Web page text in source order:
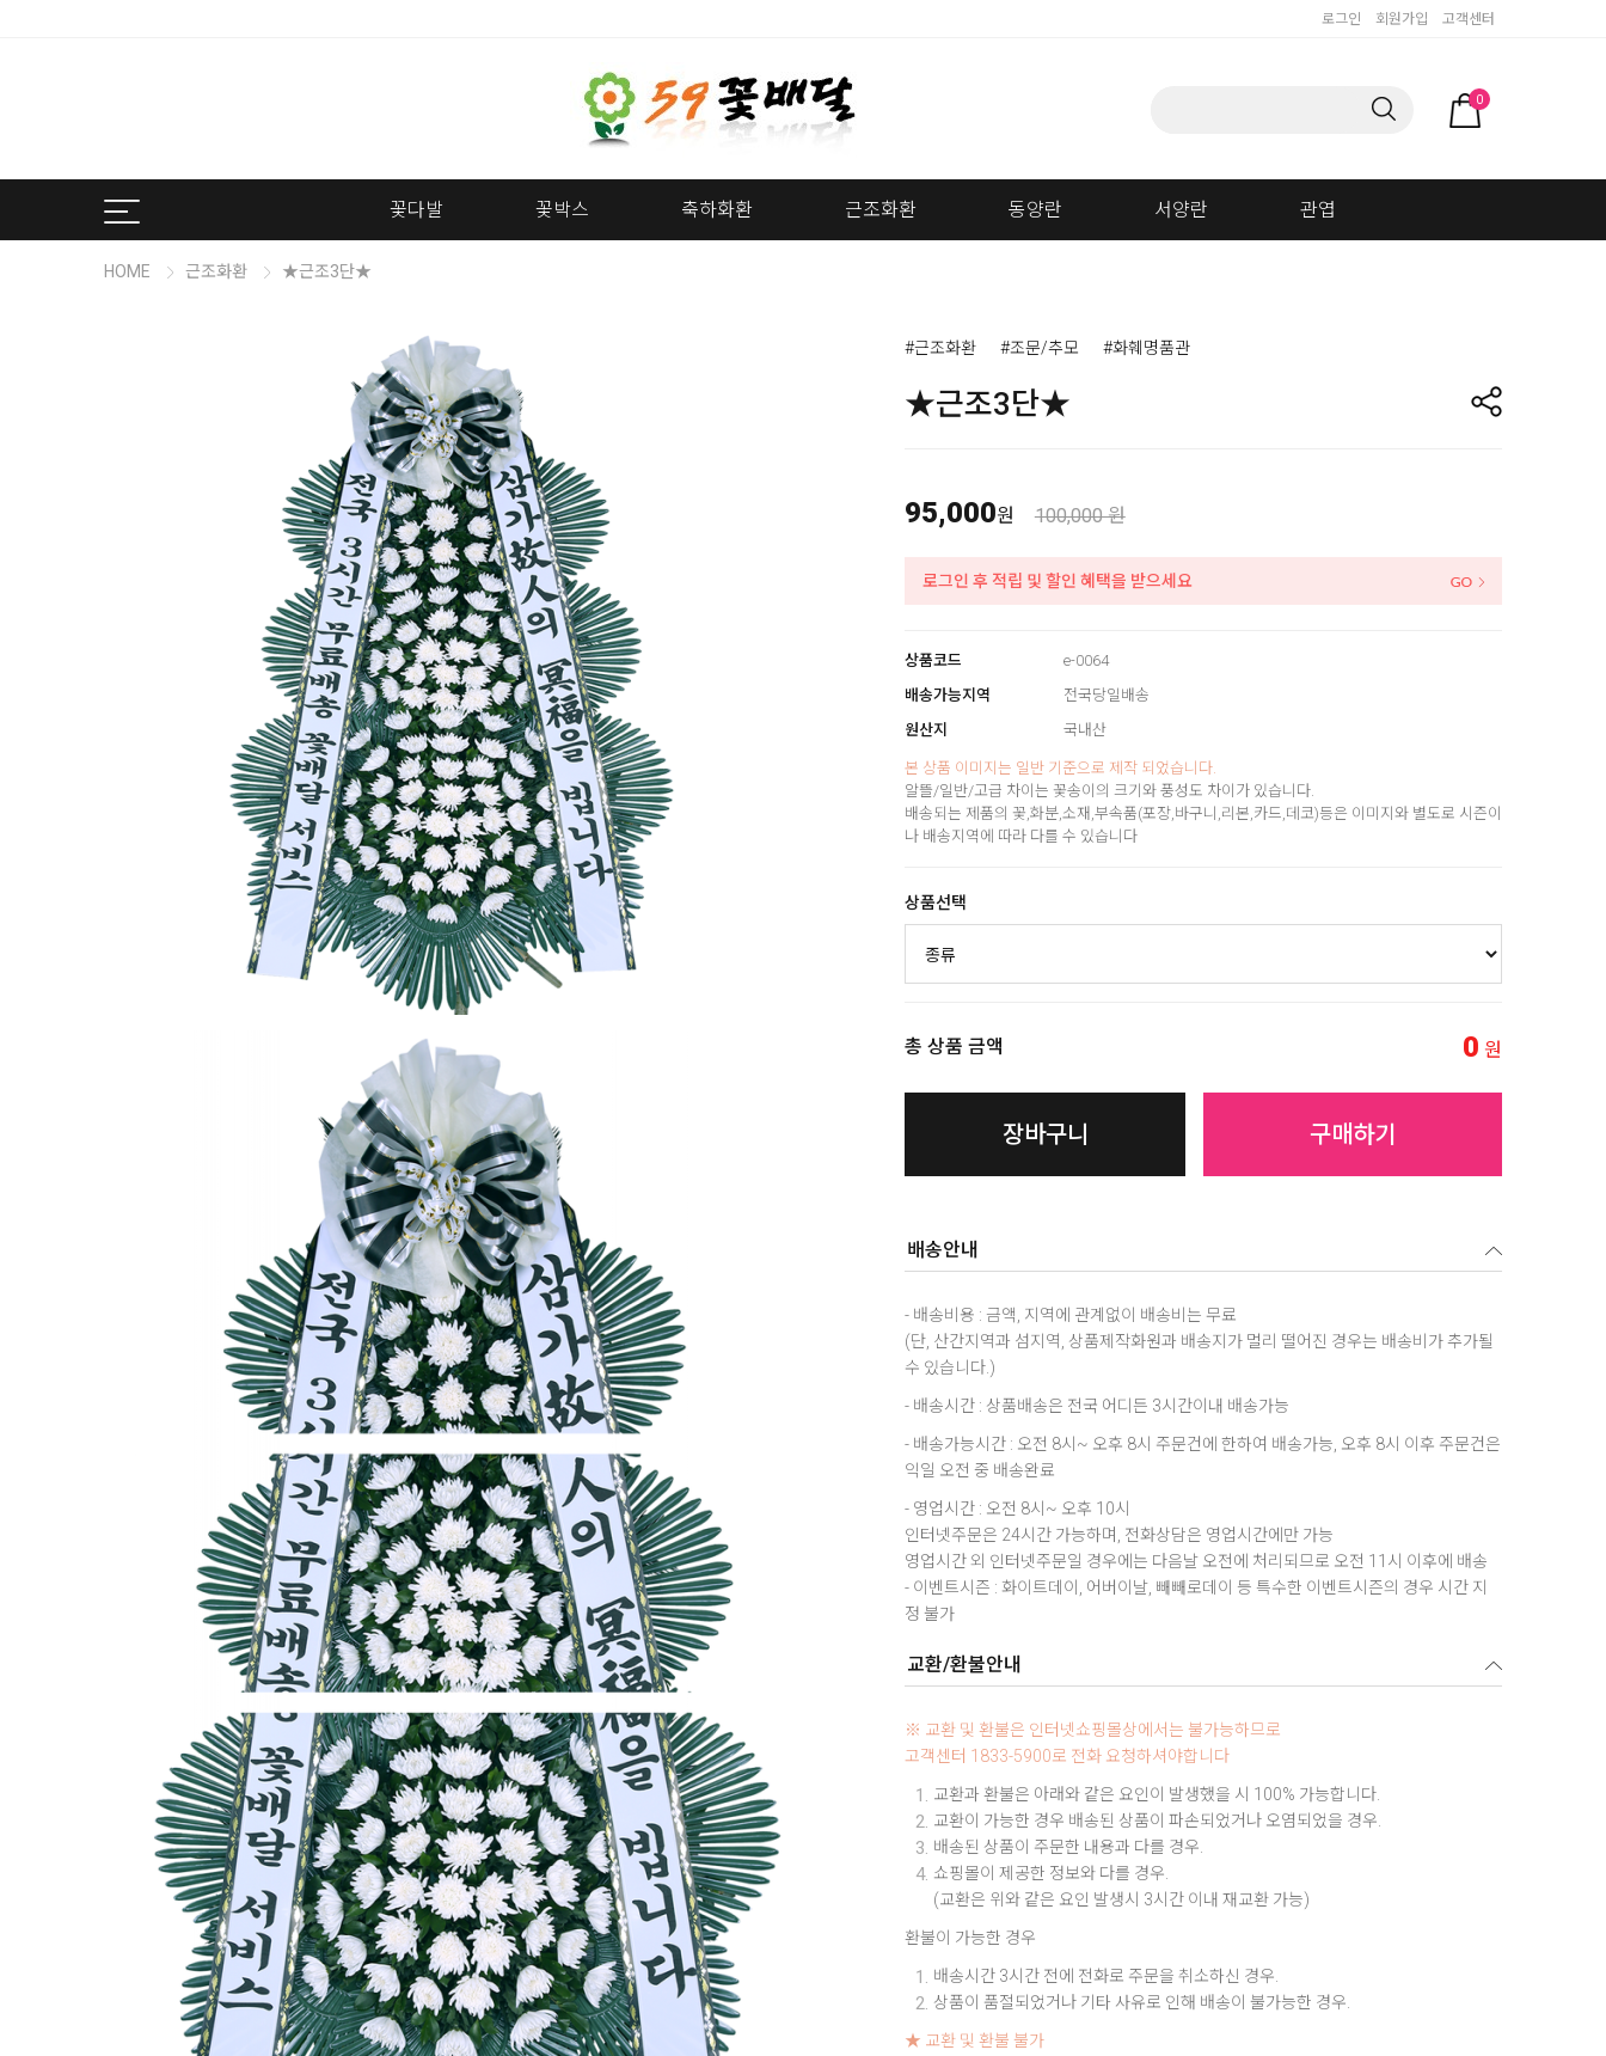
로그인 회원가입 고객센터
0
꽃다발 꽃박스 축하화환 근조화환 동양란 서양란 관엽
HOME 근조화환 ★근조3단★
#근조화환 #조문/추모 #화훼명품관
★근조3단★
95,000원 100,000 원
로그인 후 적립 및 할인 혜택을 받으세요
상품코드
e-0064
배송가능지역
전국당일배송
원산지
국내산
본 상품 이미지는 일반 기준으로 제작 되었습니다.
알뜰/일반/고급 차이는 꽃송이의 크기와 풍성도 차이가 있습니다.
배송되는 제품의 꽃,화분,소재,부속품(포장,바구니,리본,카드,데코)등은 이미지와 별도로 시즌이
나 배송지역에 따라 다를 수 있습니다
상품선택
총 상품 금액 0 원
장바구니 구매하기
배송안내
- 배송비용 : 금액, 지역에 관계없이 배송비는 무료
(단, 산간지역과 섬지역, 상품제작화원과 배송지가 멀리 떨어진 경우는 배송비가 추가될
수 있습니다.)
- 배송시간 : 상품배송은 전국 어디든 3시간이내 배송가능
- 배송가능시간 : 오전 8시~ 오후 8시 주문건에 한하여 배송가능, 오후 8시 이후 주문건은
익일 오전 중 배송완료
- 영업시간 : 오전 8시~ 오후 10시
인터넷주문은 24시간 가능하며, 전화상담은 영업시간에만 가능
영업시간 외 인터넷주문일 경우에는 다음날 오전에 처리되므로 오전 11시 이후에 배송
- 이벤트시즌 : 화이트데이, 어버이날, 빼빼로데이 등 특수한 이벤트시즌의 경우 시간 지
정 불가
교환/환불안내
※ 교환 및 환불은 인터넷쇼핑몰상에서는 불가능하므로
고객센터 1833-5900로 전화 요청하셔야합니다
교환과 환불은 아래와 같은 요인이 발생했을 시 100% 가능합니다.
교환이 가능한 경우 배송된 상품이 파손되었거나 오염되었을 경우.
배송된 상품이 주문한 내용과 다를 경우.
쇼핑몰이 제공한 정보와 다를 경우.
(교환은 위와 같은 요인 발생시 3시간 이내 재교환 가능)
환불이 가능한 경우
배송시간 3시간 전에 전화로 주문을 취소하신 경우.
상품이 품절되었거나 기타 사유로 인해 배송이 불가능한 경우.
★ 교환 및 환불 불가